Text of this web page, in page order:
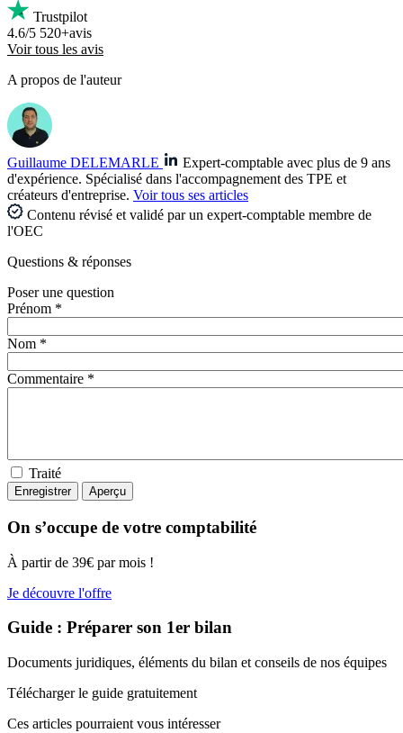
Trustpilot
4.6/5 520+avis
Voir tous les avis
A propos de l'auteur
Guillaume DELEMARLE
Expert-comptable avec plus de 9 ans
d'expérience. Spécialisé dans l'accompagnement des TPE et
créateurs d'entreprise. Voir tous ses articles
Contenu révisé et validé par un expert-comptable membre de
l'OEC
Questions & réponses
Poser une question
Prénom *
Nom *
Commentaire *
Traité
On s’occupe de votre comptabilité
À partir de 39€ par mois !
Je découvre l'offre
Guide : Préparer son 1er bilan
Documents juridiques, éléments du bilan et conseils de nos équipes
Télécharger le guide gratuitement
Ces articles pourraient vous intéresser